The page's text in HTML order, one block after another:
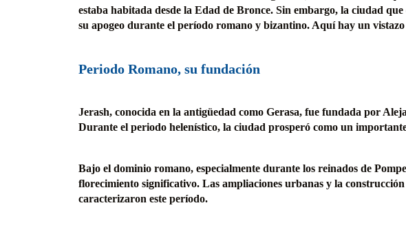
estaba habitada desde la Edad de Bronce. Sin embargo, la ciudad
su apogeo durante el período romano y bizantino. Aquí hay un
Periodo Romano, su fundación
Jerash, conocida en la antigüedad como Gerasa, fue fundada por
Durante el periodo helenístico, la ciudad prosperó como un
Bajo el dominio romano, especialmente durante los reinados de
florecimiento significativo. Las ampliaciones urbanas y la
caracterizaron este período.